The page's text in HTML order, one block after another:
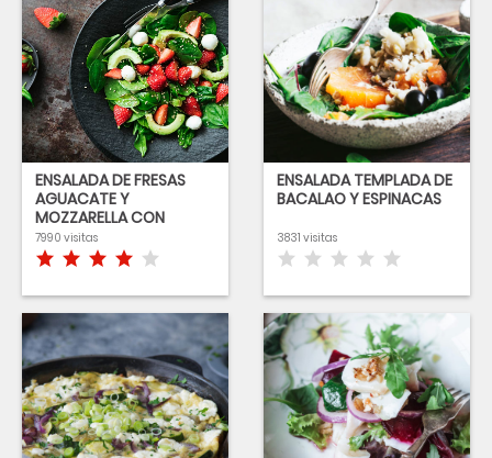
ENSALADA DE FRESAS
AGUACATE Y
MOZZARELLA CON
SESAMO Y ALBAHACA
7990 visitas
ENSALADA TEMPLADA DE
BACALAO Y ESPINACAS
3831 visitas